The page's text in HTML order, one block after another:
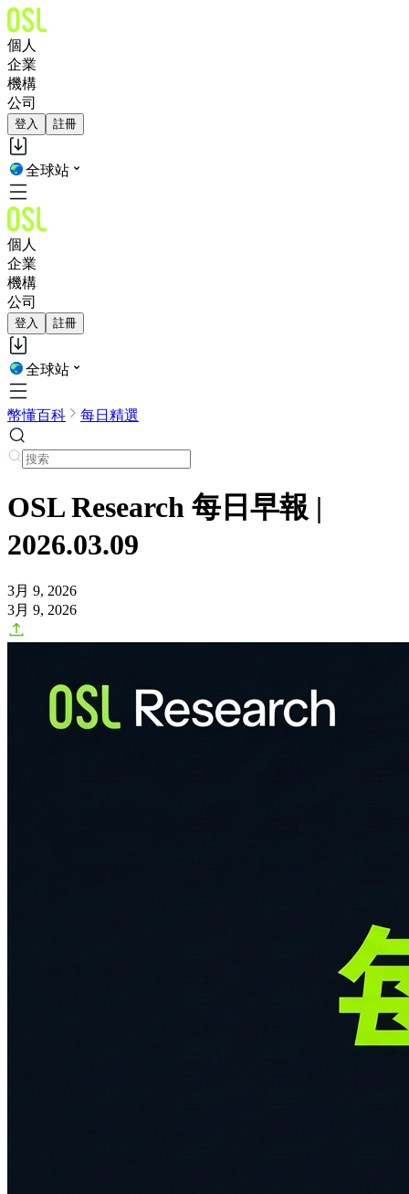
個人
企業
機構
公司
登入 註冊
全球站
個人
企業
機構
公司
登入 註冊
全球站
幣懂百科 每日精選
OSL Research 每日早報 |
2026.03.09
3月 9, 2026
3月 9, 2026